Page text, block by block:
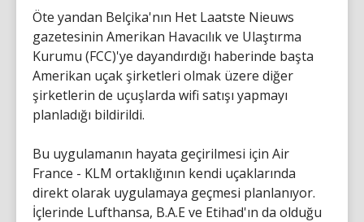
Öte yandan Belçika'nın Het Laatste Nieuws
gazetesinin Amerikan Havacılık ve Ulaştırma
Kurumu (FCC)'ye dayandırdığı haberinde başta
Amerikan uçak şirketleri olmak üzere diğer
şirketlerin de uçuşlarda wifi satışı yapmayı
planladığı bildirildi.
Bu uygulamanın hayata geçirilmesi için Air
France - KLM ortaklığının kendi uçaklarında
direkt olarak uygulamaya geçmesi planlanıyor.
İçlerinde Lufthansa, B.A.E ve Etihad'ın da olduğu